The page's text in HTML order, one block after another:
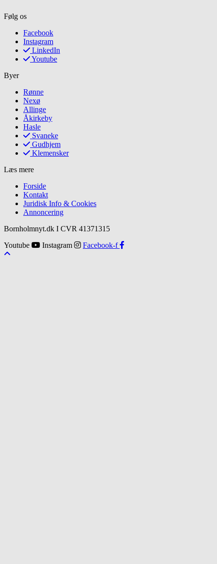
Følg os
Facebook
Instagram
LinkedIn
Youtube
Byer
Rønne
Nexø
Allinge
Åkirkeby
Hasle
Svaneke
Gudhjem
Klemensker
Læs mere
Forside
Kontakt
Juridisk Info & Cookies​
Annoncering
Bornholmnyt.dk I CVR 41371315
Youtube
Instagram Facebook-f